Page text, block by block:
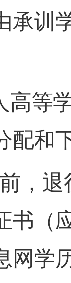
承训
高等
配和
，
书（
网学